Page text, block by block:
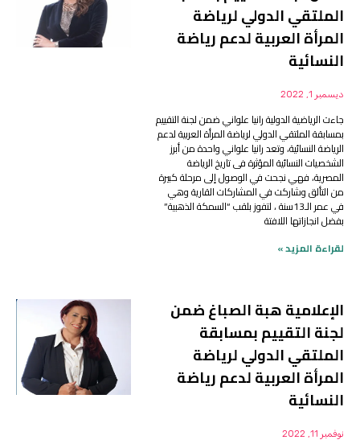
الملتقي الدولي لرياضة
المرأة العربية لدعم رياضة
النسائية
ديسمبر 1, 2022
جاءت الرياضية الدولية رانيا علواني ضمن لجنة التقييم
بمسابقة الملتقي الدولي لرياضة المرأة العربية لدعم
الرياضة النسائية، وتعد رانيا علواني واحدة من أبرز
الشخصيات النسائية المؤثرة فى تاريخ الرياضة
المصرية، فهي نجحت في الوصول إلى مرحلة كبيرة
من التألق وشاركت في المشاركات القارية وهي
في عمر الـ13سنة ، لتفوز بلقب “السمكة الذهبية”
بفضل انجازاتها اللافتة
لقراءة المزيد »
الإعلامية هبة الصباغ ضمن
لجنة التقييم بمسابقة
الملتقي الدولي لرياضة
المرأة العربية لدعم رياضة
النسائية
نوفمبر 11, 2022